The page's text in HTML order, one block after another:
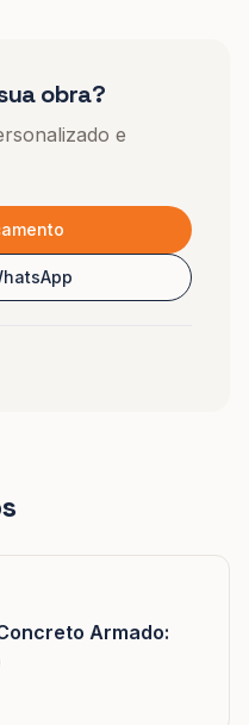
obra?
e
Armado: